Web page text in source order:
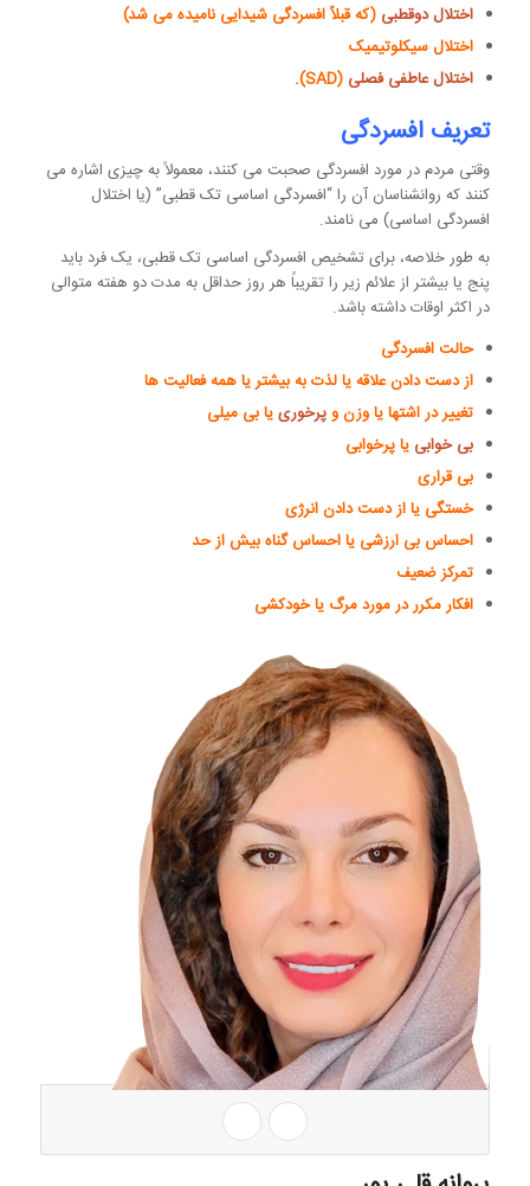
اختلال دوقطبی (که قبلاً افسردگی شیدایی نامیده می شد)
اختلال سیکلوتیمیک
اختلال عاطفی فصلی (SAD).
تعریف افسردگی
وقتی مردم در مورد افسردگی صحبت می کنند، معمولاً به چیزی اشاره می
کنند که روانشناسان آن را “افسردگی اساسی تک قطبی” (یا اختلال
افسردگی اساسی) می نامند.
به طور خلاصه، برای تشخیص افسردگی اساسی تک قطبی، یک فرد باید
پنج یا بیشتر از علائم زیر را تقریباً هر روز حداقل به مدت دو هفته متوالی
در اکثر اوقات داشته باشد.
حالت افسردگی
از دست دادن علاقه یا لذت به بیشتر یا همه فعالیت ها
تغییر در اشتها یا وزن وپرخورییا بی میلی
بی خوابی یا پرخوابی
بی قراری
خستگی یا از دست دادن انرژی
احساس بی ارزشی یا احساس گناه بیش از حد
تمرکز ضعیف
افکار مکرر در مورد مرگ یا خودکشی